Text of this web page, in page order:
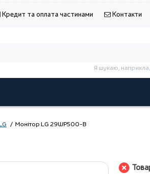
Кредит та оплата частинами Контакти
Я шукаю,
Монітор LG 29WP500-B